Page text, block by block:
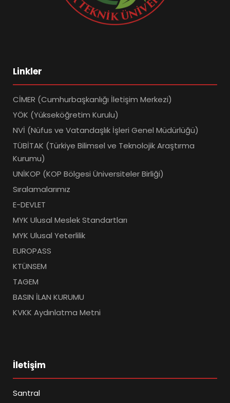
Linkler
CİMER (Cumhurbaşkanlığı İletişim Merkezi)
YÖK (Yükseköğretim Kurulu)
NVİ (Nüfus ve Vatandaşlık İşleri Genel Müdürlüğü)
TÜBİTAK (Türkiye Bilimsel ve Teknolojik Araştırma
Kurumu)
UNİKOP (KOP Bölgesi Üniversiteler Birliği)
Sıralamalarımız
E-DEVLET
MYK Ulusal Meslek Standartları
MYK Ulusal Yeterlilik
EUROPASS
KTÜNSEM
TAGEM
BASIN İLAN KURUMU
KVKK Aydınlatma Metni
İletişim
Santral